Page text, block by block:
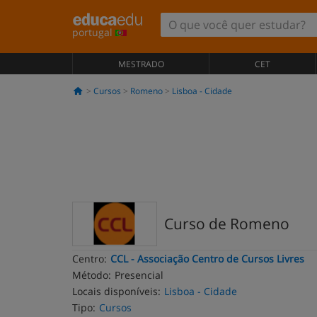
portugal
MESTRADO CET
Cursos Romeno Lisboa - Cidade
Curso de Romeno
Centro: CCL - Associação Centro de Cursos Livres
Método: Presencial
Locais disponíveis: Lisboa - Cidade
Tipo: Cursos